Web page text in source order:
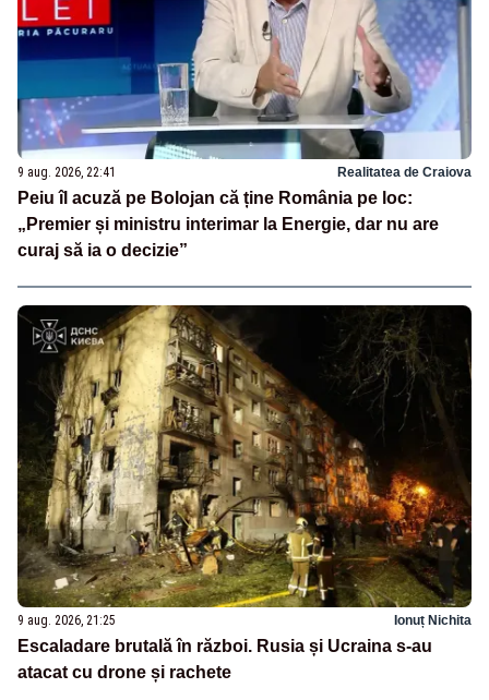
9 aug. 2026, 22:41 Realitatea de Craiova
Peiu îl acuză pe Bolojan că ține România pe loc:
„Premier și ministru interimar la Energie, dar nu are
curaj să ia o decizie”
9 aug. 2026, 21:25 Ionuț Nichita
Escaladare brutală în război. Rusia și Ucraina s-au
atacat cu drone și rachete